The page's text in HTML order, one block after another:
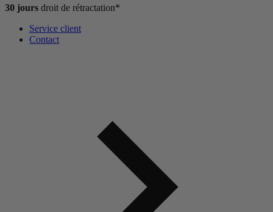
30 jours droit de rétractation*
Service client
Contact